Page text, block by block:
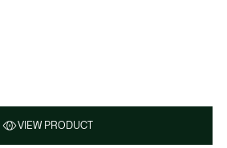
VIEW PRODUCT